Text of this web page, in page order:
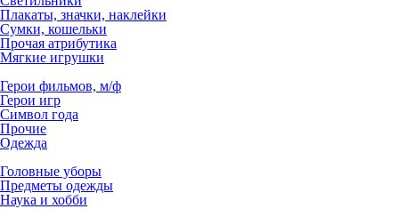
Плакаты, значки, наклейки
Сумки, кошельки
Прочая атрибутика
Мягкие игрушки
Герои фильмов, м/ф
Герои игр
Символ года
Прочие
Одежда
Головные уборы
Предметы одежды
Наука и хобби